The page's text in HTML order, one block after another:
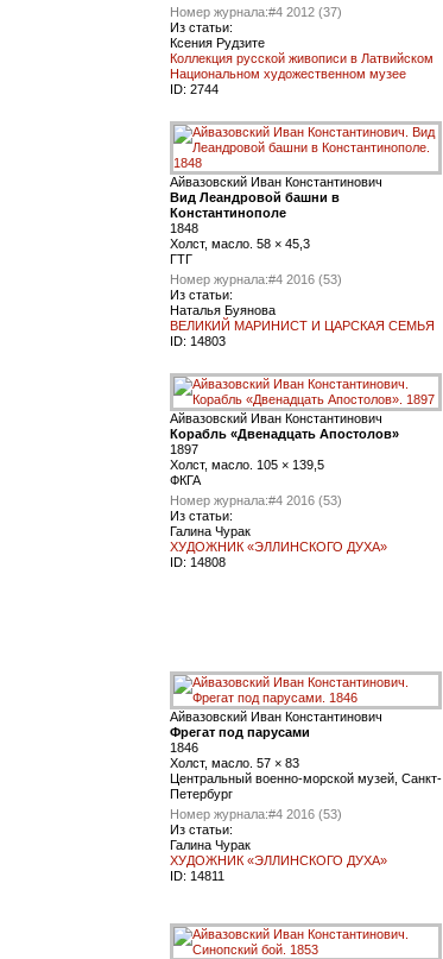
Номер журнала:#4 2012 (37)
Из статьи:
Ксения Рудзите
Коллекция русской живописи в Латвийском
Национальном художественном музее
ID: 2744
Айвазовский Иван Константинович
Вид Леандровой башни в
Константинополе
1848
Холст, масло. 58 × 45,3
ГТГ
Номер журнала:#4 2016 (53)
Из статьи:
Наталья Буянова
ВЕЛИКИЙ МАРИНИСТ И ЦАРСКАЯ СЕМЬЯ
ID: 14803
Айвазовский Иван Константинович
Корабль «Двенадцать Апостолов»
1897
Холст, масло. 105 × 139,5
ФКГА
Номер журнала:#4 2016 (53)
Из статьи:
Галина Чурак
ХУДОЖНИК «ЭЛЛИНСКОГО ДУХА»
ID: 14808
Айвазовский Иван Константинович
Фрегат под парусами
1846
Холст, масло. 57 × 83
Центральный военно-морской музей, Санкт-
Петербург
Номер журнала:#4 2016 (53)
Из статьи:
Галина Чурак
ХУДОЖНИК «ЭЛЛИНСКОГО ДУХА»
ID: 14811